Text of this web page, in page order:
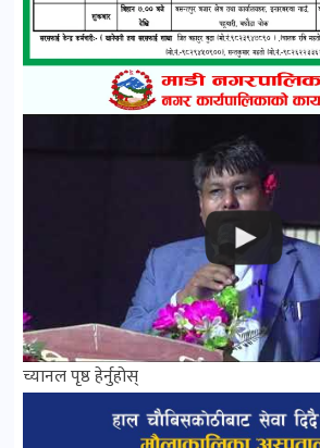
च्यानल पृष्ठ हेर्नुहोस्